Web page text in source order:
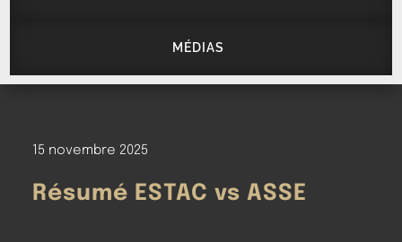
MÉDIAS
15 novembre 2025
Résumé ESTAC vs ASSE